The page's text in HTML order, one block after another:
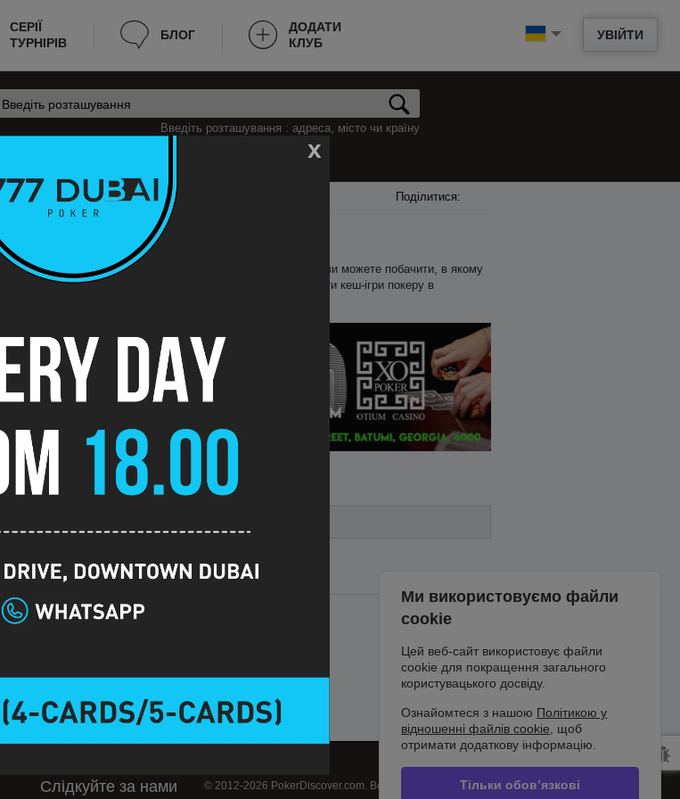
УВІЙТИ
CЕРІЇ
ТУРНІРІВ
БЛОГ
ДОДАТИ
КЛУБ
Введіть розташування : адреса, місто чи країну
x
Поділитися:
Кеш-ігри в Берлінгтон, Сполучені Штати Америки
необхідну інформацію для зручності пошуку гри. Нижче ви можете побачити, в якому
та максимальна вартість входу на стіл. Тепер знайти кеш-ігри покеру в
гравцям швидко знаходити місце для гри.
b - Buy-in: $60 to No Max Runs: Weekends
in: $40 to No Max Runs: Once per week
Слідкуйте за нами © 2012-2026 PokerDiscover.com. Всі права захищені.
Ми використовуємо файли
cookie
Цей веб-сайт використовує файли
cookie для покращення загального
користувацького досвіду.
Ознайомтеся з нашою Політикою у
відношенні файлів cookie, щоб
отримати додаткову інформацію.
Тільки обов’язкові